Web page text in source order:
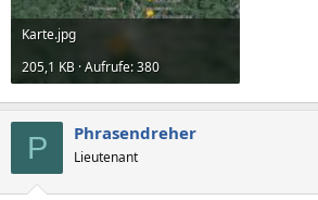
Karte.jpg
205,1 KB · Aufrufe: 380
P Phrasendreher
Lieutenant